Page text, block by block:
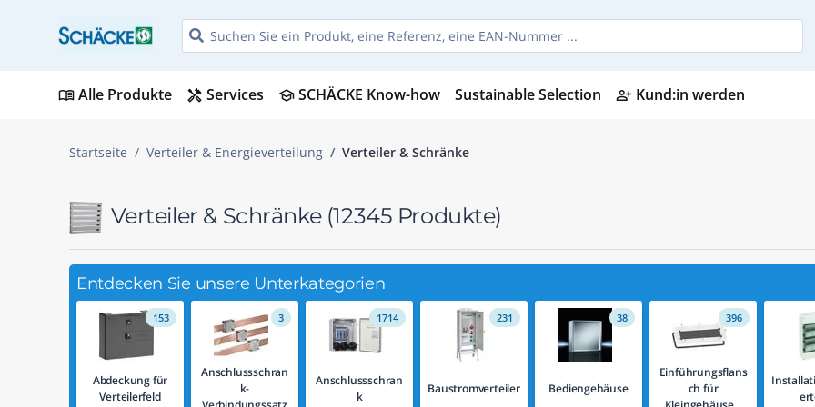
menu_bookAlle Produkte handyman Services schoolSCHÄCKE Know-how Sustainable Selection person_add_alt Kund:in werden
Startseite Verteiler & Energieverteilung Verteiler & Schränke
Verteiler & Schränke (12345 Produkte)
Entdecken Sie unsere Unterkategorien
153
Abdeckung für
Verteilerfeld
3
Anschlussschran
k-
1714
Anschlussschran
k
231
Baustromverteiler
38
Bediengehäuse
396
Einführungsflans
ch für